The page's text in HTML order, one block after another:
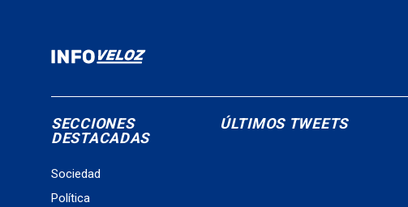
SECCIONES
DESTACADAS
Sociedad
Política
ÚLTIMOS TWEETS